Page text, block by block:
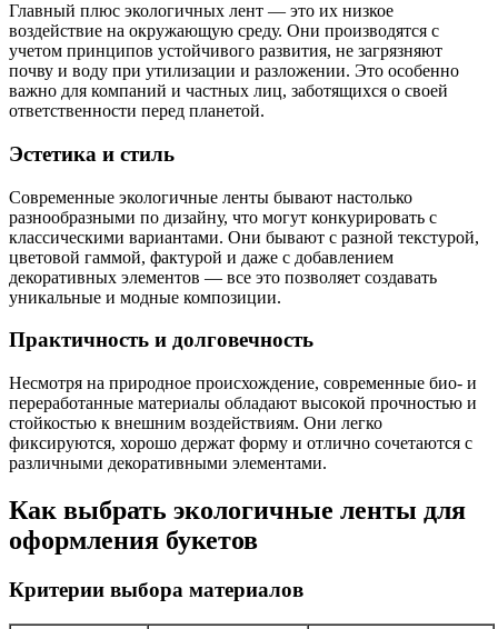
Главный плюс экологичных лент — это их низкое
воздействие на окружающую среду. Они производятся с
учетом принципов устойчивого развития, не загрязняют
почву и воду при утилизации и разложении. Это особенно
важно для компаний и частных лиц, заботящихся о своей
ответственности перед планетой.
Эстетика и стиль
Современные экологичные ленты бывают настолько
разнообразными по дизайну, что могут конкурировать с
классическими вариантами. Они бывают с разной текстурой,
цветовой гаммой, фактурой и даже с добавлением
декоративных элементов — все это позволяет создавать
уникальные и модные композиции.
Практичность и долговечность
Несмотря на природное происхождение, современные био- и
переработанные материалы обладают высокой прочностью и
стойкостью к внешним воздействиям. Они легко
фиксируются, хорошо держат форму и отлично сочетаются с
различными декоративными элементами.
Как выбрать экологичные ленты для
оформления букетов
Критерии выбора материалов